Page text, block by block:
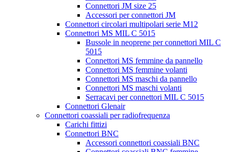
Connettori JM size 25
Accessori per connettori JM
Connettori circolari multipolari serie M12
Connettori MS MIL C 5015
Bussole in neoprene per connettori MIL C
5015
Connettori MS femmine da pannello
Connettori MS femmine volanti
Connettori MS maschi da pannello
Connettori MS maschi volanti
Serracavi per connettori MIL C 5015
Connettori Glenair
Connettori coassiali per radiofrequenza
Carichi fittizi
Connettori BNC
Accessori connettori coassiali BNC